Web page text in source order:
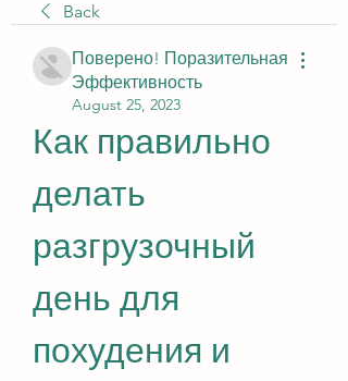
Back
Поверено! Поразительная
Эффективность
August 25, 2023
Как правильно
делать
разгрузочный
день для
похудения и